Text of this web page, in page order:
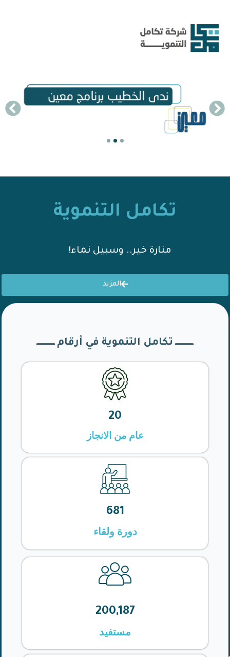
المحتوى
تكامل التنموية
منارة خير.. وسبيل نماء!
المزيد
ـــــــــــــــــ تكامل التنموية في أرقام ـــــــــــــــــ
عام من الانجاز
20
دورة ولقاء
681
مستفيد
200,187